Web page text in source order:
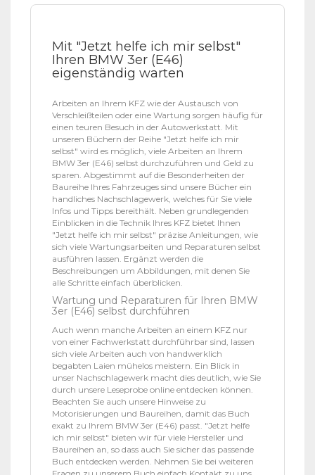
Mit "Jetzt helfe ich mir selbst"
Ihren BMW 3er (E46)
eigenständig warten
Arbeiten an Ihrem KFZ wie der Austausch von
Verschleißteilen oder eine Wartung sorgen häufig für
einen teuren Besuch in der Autowerkstatt. Mit
unseren Büchern der Reihe "Jetzt helfe ich mir
selbst" wird es möglich, viele Arbeiten an Ihrem
BMW 3er (E46) selbst durchzuführen und Geld zu
sparen. Abgestimmt auf die Besonderheiten der
Baureihe Ihres Fahrzeuges sind unsere Bücher ein
handliches Nachschlagewerk, welches für Sie viele
Infos und Tipps bereithält. Neben grundlegenden
Einblicken in die Technik Ihres KFZ bietet Ihnen
"Jetzt helfe ich mir selbst" präzise Anleitungen, wie
sich viele Wartungsarbeiten und Reparaturen selbst
ausführen lassen. Ergänzt werden die
Beschreibungen um Abbildungen, mit denen Sie
alle Schritte einfach überblicken.
Wartung und Reparaturen für Ihren BMW
3er (E46) selbst durchführen
Auch wenn manche Arbeiten an einem KFZ nur
von einer Fachwerkstatt durchführbar sind, lassen
sich viele Arbeiten auch von handwerklich
begabten Laien mühelos meistern. Ein Blick in
unser Nachschlagewerk macht dies deutlich, wie Sie
durch unsere Leseprobe online entdecken können.
Beachten Sie auch unsere Hinweise zu
Motorisierungen und Baureihen, damit das Buch
exakt zu Ihrem BMW 3er (E46) passt. "Jetzt helfe
ich mir selbst" bieten wir für viele Hersteller und
Baureihen an, so dass auch Sie sicher das passende
Buch entdecken werden. Nehmen Sie bei weiteren